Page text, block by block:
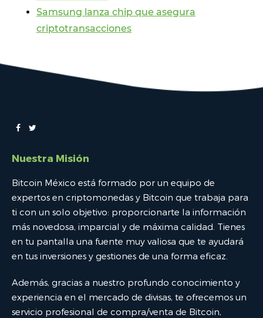
Samsung lanza chip que asegura
criptotransacciones
Nuestra Misión
Bitcoin México está formado por un equipo de
expertos en criptomonedas y Bitcoin que trabaja para
ti con un solo objetivo: proporcionarte la información
más novedosa, imparcial y de máxima calidad. Tienes
en tu pantalla una fuente muy valiosa que te ayudará
en tus inversiones y gestiones de una forma eficaz.
Además, gracias a nuestro profundo conocimiento y
experiencia en el mercado de divisas, te ofrecemos un
servicio profesional de compra/venta de Bitcoin,